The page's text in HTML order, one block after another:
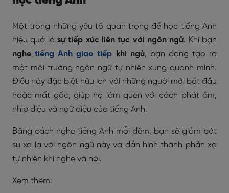
Một trong những yếu tố quan trọng để học tiếng Anh
hiệu quả là sự tiếp xúc liên tục với ngôn ngữ. Khi bạn
nghetiếng Anh giao tiếp khi ngủ, bạn đang tạo ra
một môi trường ngôn ngữ tự nhiên xung quanh mình.
Điều này đặc biệt hữu ích với những người mới bắt đầu
hoặc mất gốc, giúp họ làm quen với cách phát âm,
nhịp điệu và ngữ điệu của tiếng Anh.
Bằng cách nghe tiếng Anh mỗi đêm, bạn sẽ giảm bớt
sự xa lạ với ngôn ngữ này và dần hình thành phản xạ
tự nhiên khi nghe và nói.
Xem thêm: